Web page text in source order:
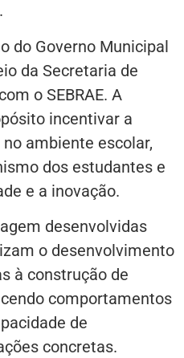
do Governo Municipal
da Secretaria de
o SEBRAE. A
incentivar a
ambiente escolar,
dos estudantes e
e a inovação.
desenvolvidas
o desenvolvimento
à construção de
comportamentos
de
concretas.